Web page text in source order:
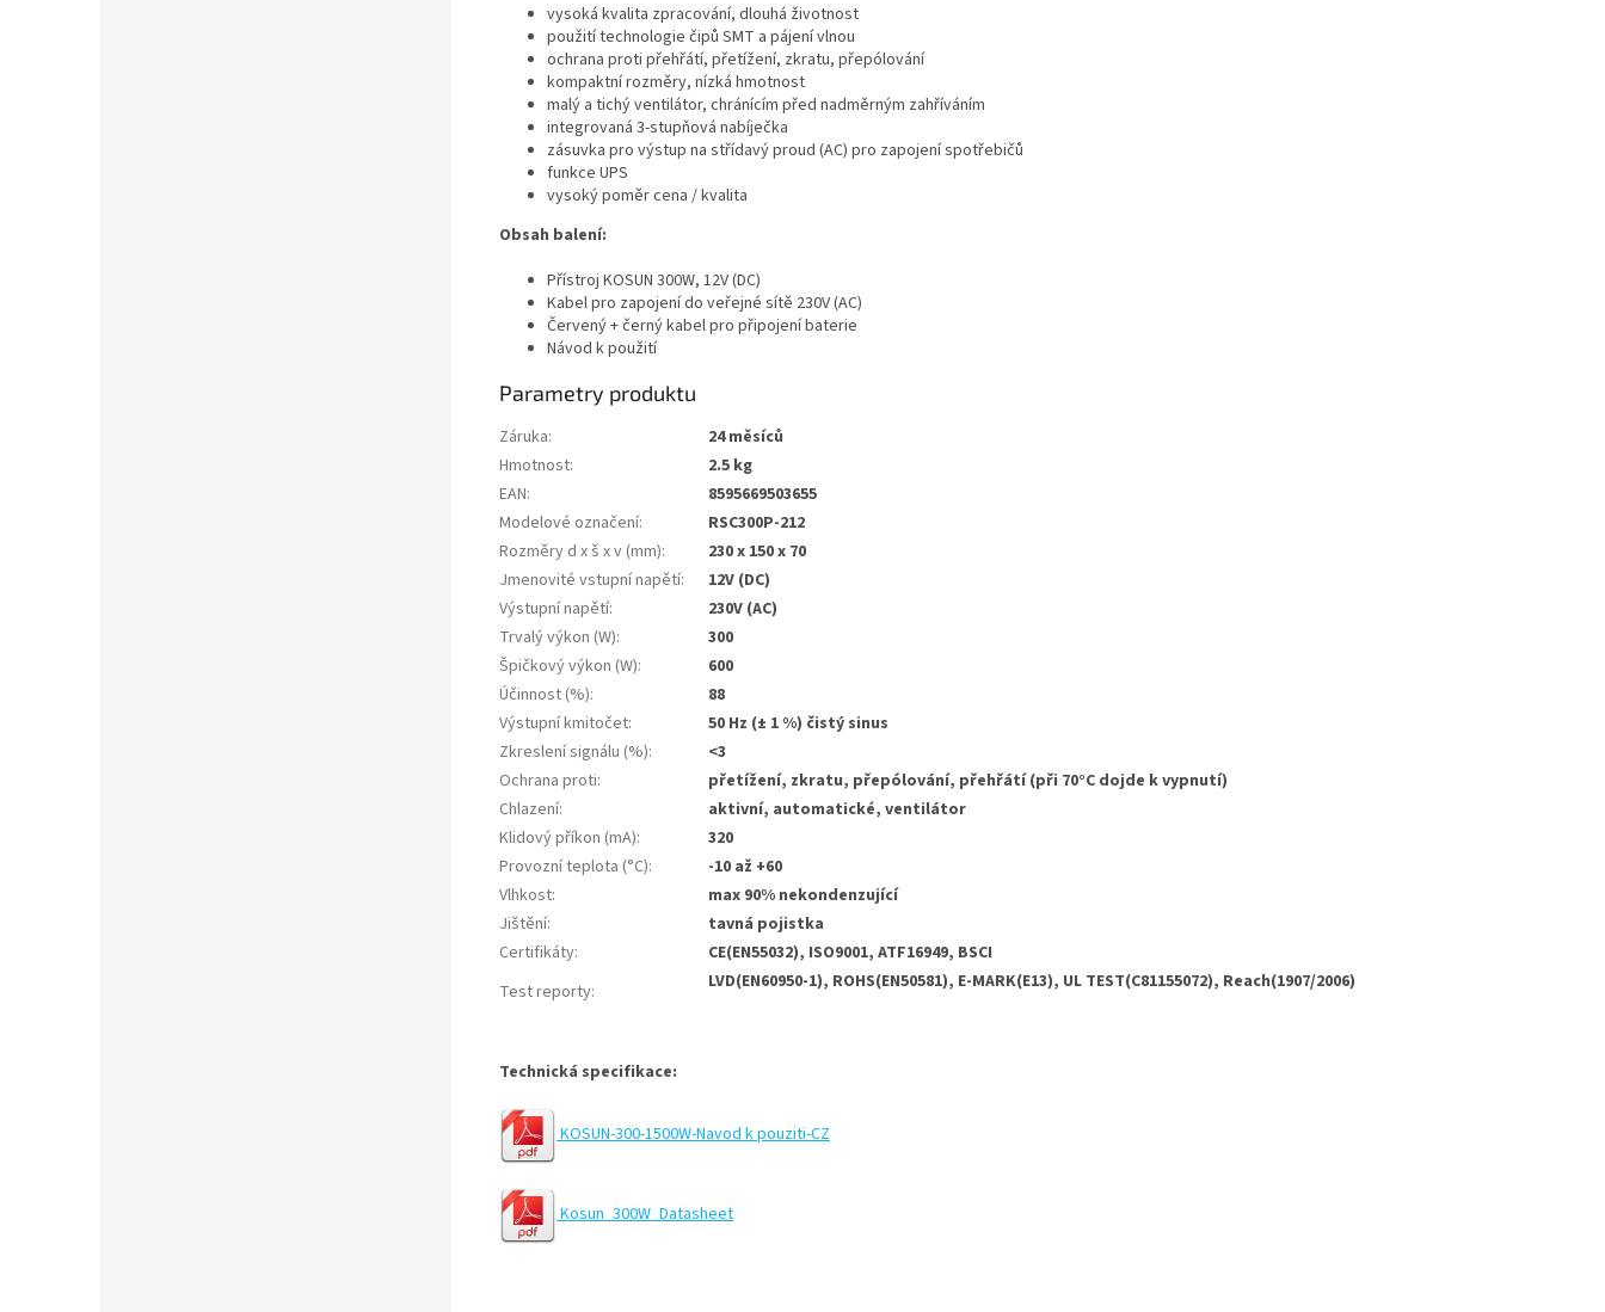
vysoká kvalita zpracování, dlouhá životnost
použití technologie čipů SMT a pájení vlnou
ochrana proti přehřátí, přetížení, zkratu, přepólování
kompaktní rozměry, nízká hmotnost
malý a tichý ventilátor, chránícím před nadměrným zahříváním
integrovaná 3-stupňová nabíječka
zásuvka pro výstup na střídavý proud (AC) pro zapojení spotřebičů
funkce UPS
vysoký poměr cena / kvalita
Obsah balení:
Přístroj KOSUN 300W, 12V (DC)
Kabel pro zapojení do veřejné sítě 230V (AC)
Červený + černý kabel pro připojení baterie
Návod k použití
Parametry produktu
Záruka:
24 měsíců
Hmotnost:
2.5 kg
EAN:
8595669503655
Modelové označení:
RSC300P-212
Rozměry d x š x v (mm):
230 x 150 x 70
Jmenovité vstupní napětí:
12V (DC)
Výstupní napětí:
230V (AC)
Trvalý výkon (W):
300
Špičkový výkon (W):
600
Účinnost (%):
88
Výstupní kmitočet:
50 Hz (± 1 %) čistý sinus
Zkreslení signálu (%):
<3
Ochrana proti:
přetížení, zkratu, přepólování, přehřátí (při 70°C dojde k vypnutí)
Chlazení:
aktivní, automatické, ventilátor
Klidový příkon (mA):
320
Provozní teplota (°C):
-10 až +60
Vlhkost:
max 90% nekondenzující
Jištění:
tavná pojistka
Certifikáty:
CE(EN55032), ISO9001, ATF16949, BSCI
Test reporty: LVD(EN60950-1), ROHS(EN50581), E-MARK(E13), UL TEST(C81155072), Reach(1907/2006)
Technická specifikace:
KOSUN-300-1500W-Navod k pouziti-CZ
Kosun_300W_Datasheet